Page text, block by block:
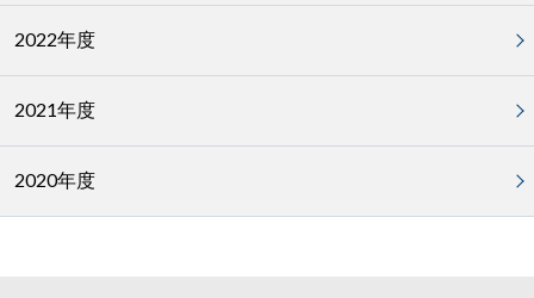
2022年度
2021年度
2020年度